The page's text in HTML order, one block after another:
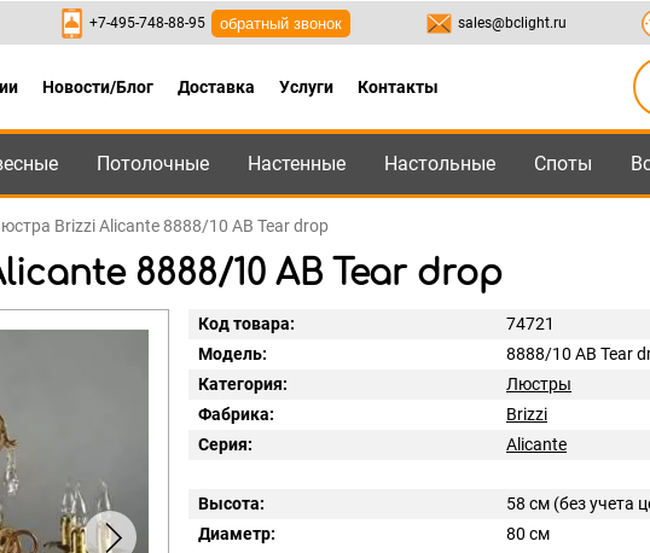
+7-495-748-88-95 ,8-800-550-95-45 sales@bclight.ru
+7-495-748-88-95 обратный звонок sales@bclight.ru
Новости/Блог Доставка Услуги Контакты
Потолочные Настенные Настольные Споты
Brizzi Alicante 8888/10 AB Tear drop
8888/10 AB Tear drop
Код товара:
74721
Модель:
8888/10 AB Tear
Категория:
Люстры
Фабрика:
Brizzi
Серия:
Alicante
Высота:
58 см (без учета
Диаметр:
80 см